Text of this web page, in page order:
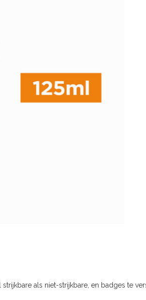
als niet-strijkbare, en badges te